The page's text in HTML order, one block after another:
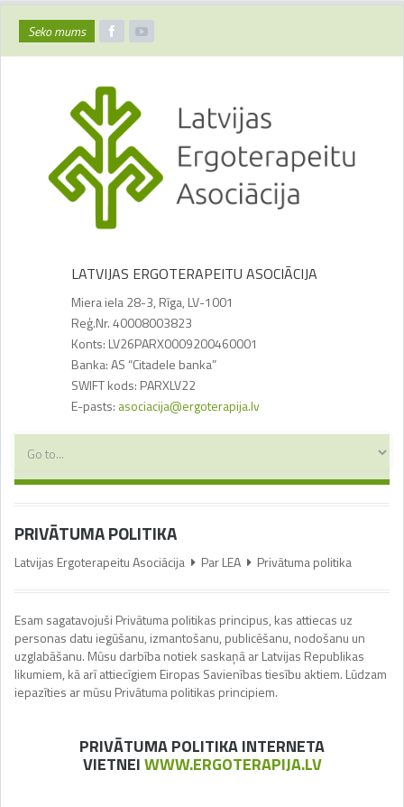
Seko mums
LATVIJAS ERGOTERAPEITU ASOCIĀCIJA
Miera iela 28-3, Rīga, LV-1001
Reģ.Nr. 40008003823
Konts: LV26PARX0009200460001
Banka: AS “Citadele banka”
SWIFT kods: PARXLV22
E-pasts: asociacija@ergoterapija.lv
PRIVĀTUMA POLITIKA
Latvijas Ergoterapeitu Asociācija Par LEA Privātuma politika
Esam sagatavojuši Privātuma politikas principus, kas attiecas uz
personas datu iegūšanu, izmantošanu, publicēšanu, nodošanu un
uzglabāšanu. Mūsu darbība notiek saskaņā ar Latvijas Republikas
likumiem, kā arī attiecīgiem Eiropas Savienības tiesību aktiem. Lūdzam
iepazīties ar mūsu Privātuma politikas principiem.
PRIVĀTUMA POLITIKA INTERNETA
VIETNEIWWW.ERGOTERAPIJA.LV